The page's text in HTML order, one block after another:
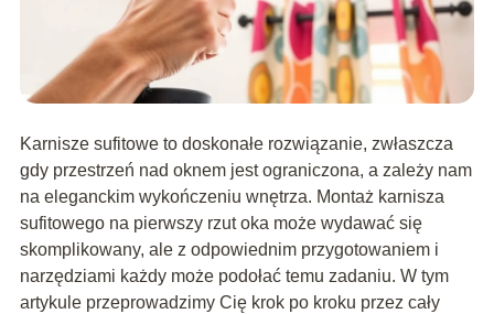
Karnisze sufitowe to doskonałe rozwiązanie, zwłaszcza
gdy przestrzeń nad oknem jest ograniczona, a zależy nam
na eleganckim wykończeniu wnętrza. Montaż karnisza
sufitowego na pierwszy rzut oka może wydawać się
skomplikowany, ale z odpowiednim przygotowaniem i
narzędziami każdy może podołać temu zadaniu. W tym
artykule przeprowadzimy Cię krok po kroku przez cały